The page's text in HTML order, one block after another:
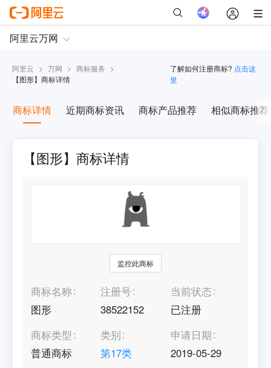
阿里云 > 万网 > 商标服务 >
【图形】商标详情
了解如何注册商标? 点击这
里
商标详情 近期商标资讯 商标产品推荐 相似商标推荐
【图形】商标详情
监控此商标
商标名称
图形
注册号
38522152
当前状态
已注册
商标类型
普通商标
类别
第17类
申请日期
2019-05-29